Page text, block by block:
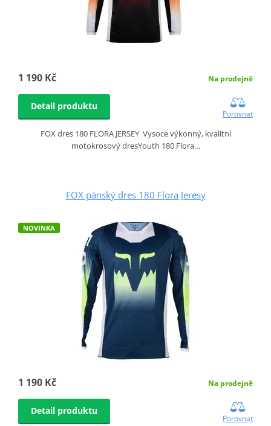
1 190 Kč Na prodejně
Detail produktu
Porovnat
FOX dres 180 FLORA JERSEY Vysoce výkonný, kvalitní
motokrosový dresYouth 180 Flora…
FOX pánský dres 180 Flora Jeresy
NOVINKA
1 190 Kč Na prodejně
Detail produktu
Porovnat